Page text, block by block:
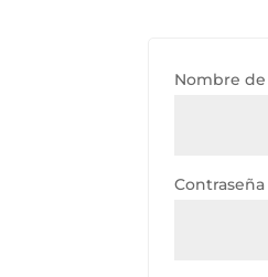
Nombre
Contraseña